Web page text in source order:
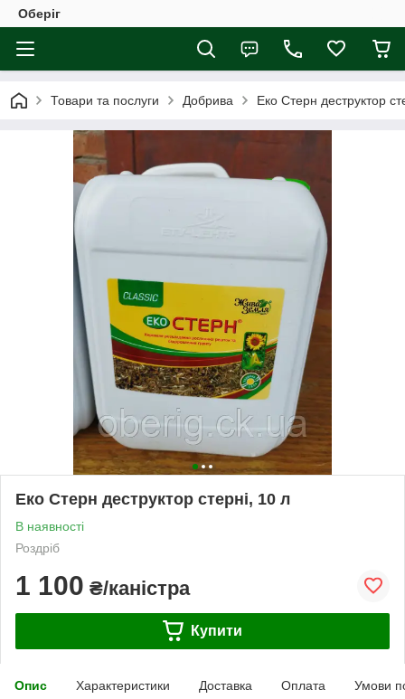
Оберіг
Товари та послуги Добрива Еко Стерн деструктор
Еко Стерн деструктор стерні, 10 л
В наявності
Роздріб
1 100 ₴/каністра
Купити
Опис Характеристики Доставка Оплата Умови